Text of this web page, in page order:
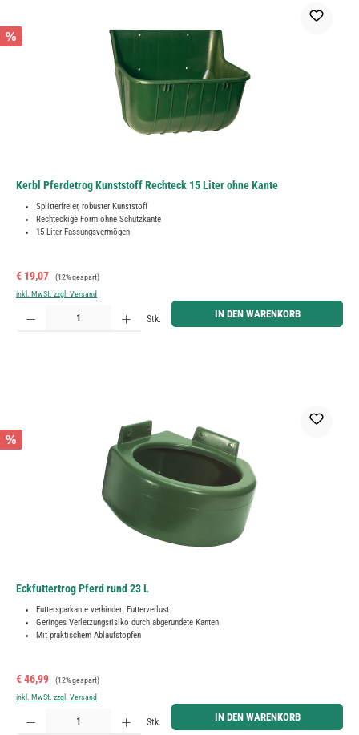
%
Kerbl Pferdetrog Kunststoff Rechteck 15 Liter ohne Kante
Splitterfreier, robuster Kunststoff
Rechteckige Form ohne Schutzkante
15 Liter Fassungsvermögen
Verkaufspreis:
€ 19,07 Regulärer Preis:
(12% gespart)
inkl. MwSt. zzgl. Versand
Produkt Anzahl: Gib den gewünschten Wert ein oder benutze die Schaltflächen um die Anzahl zu
Stk. IN DEN WARENKORB
%
Eckfuttertrog Pferd rund 23 L
Futtersparkante verhindert Futterverlust
Geringes Verletzungsrisiko durch abgerundete Kanten
Mit praktischem Ablaufstopfen
Verkaufspreis:
€ 46,99 Regulärer Preis:
(12% gespart)
inkl. MwSt. zzgl. Versand
Produkt Anzahl: Gib den gewünschten Wert ein oder benutze die Schaltflächen um die Anzahl zu
Stk. IN DEN WARENKORB